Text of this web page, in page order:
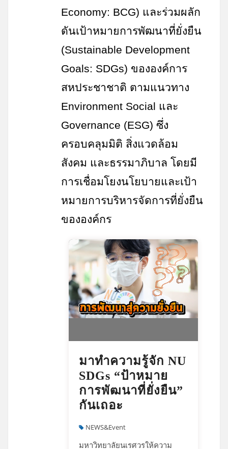
Economy: BCG) และร่วมผลัก
ดันเป้าหมายการพัฒนาที่ยั่งยืน
(Sustainable Development
Goals: SDGs) ขององค์การ
สหประชาชาติ ตามแนวทาง
Environment Social และ
Governance (ESG) ซึ่ง
ครอบคลุมมิติ สิ่งแวดล้อม
สังคม และธรรมาภิบาล โดยมี
การเชื่อมโยงนโยบายและเป้า
หมายการบริหารจัดการที่ยั่งยืน
ขององค์กร
มาทำความรู้จัก NU
SDGs “ป้าหมาย
การพัฒนาที่ยั่งยืน”
กันเถอะ
NEWS&Event
มหาวิทยาลัยนเรศวรให้ความ